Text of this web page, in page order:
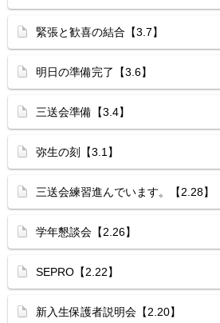
緊張と歓喜の結合【3.7】
明日の準備完了【3.6】
三送会準備【3.4】
弥生の刻【3.1】
三送会練習進んでいます。【2.28】
学年懇談会【2.26】
SEPRO【2.22】
新入生保護者説明会【2.20】